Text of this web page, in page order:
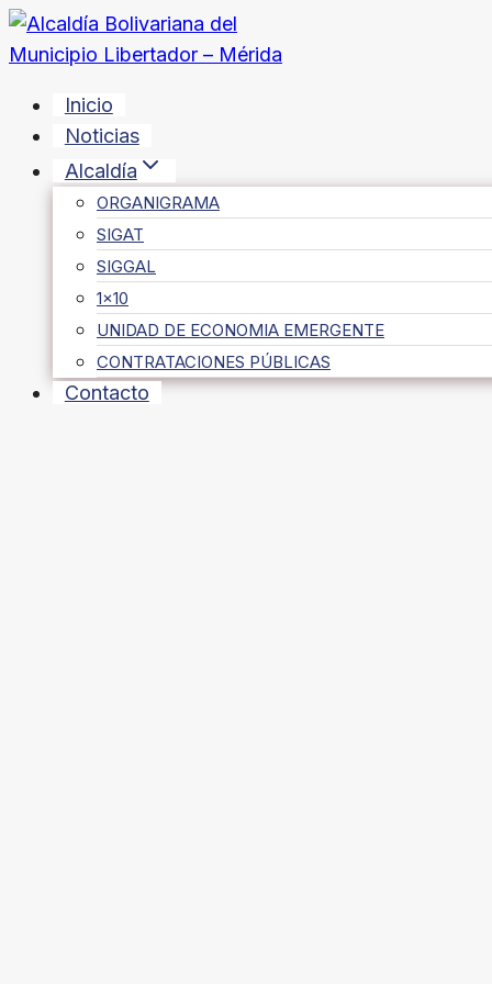
Saltar
al
Inicio
Noticias
Alcaldía
ORGANIGRAMA
SIGAT
SIGGAL
1×10
UNIDAD DE ECONOMIA EMERGENTE
CONTRATACIONES PÚBLICAS
Contacto